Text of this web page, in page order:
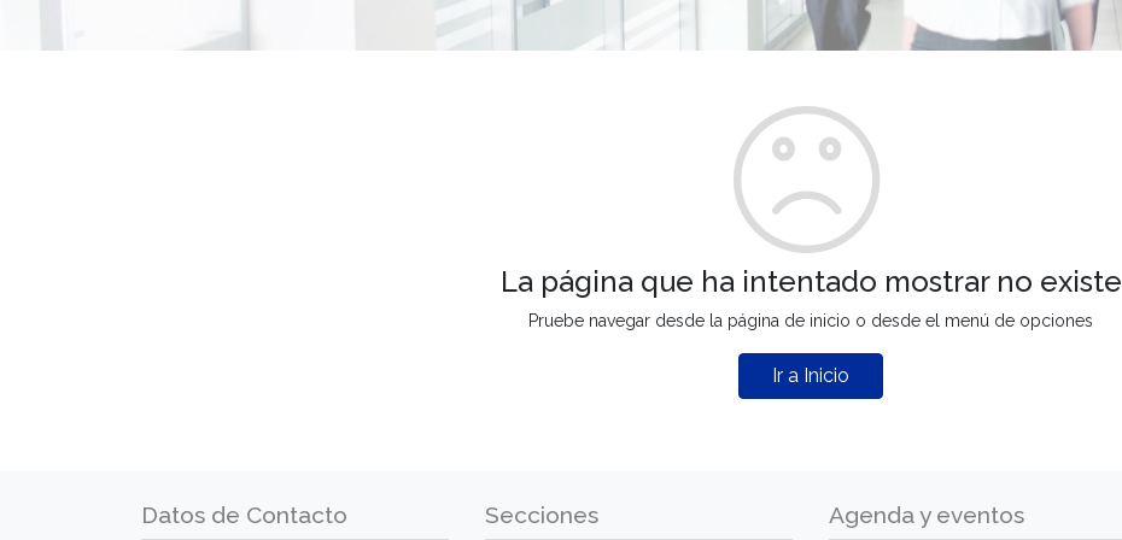
La página que ha intentado mostrar no existe
Pruebe navegar desde la página de inicio o desde el menú de opciones
Ir a Inicio
Datos de Contacto Secciones Agenda y eventos